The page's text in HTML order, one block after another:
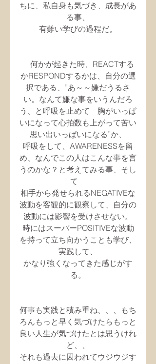
ちに、私自身も気づき、成長があ
る事、
有難い学びの過程だ。
何かが起きた時、REACTする
かRESPONDするかは、自分の選
択である、”あ～～嫌だうるさ
い。なんて嫌な事をいうんだろ
う、と呼吸を止めて　胸がいっぱ
いになって心拍数も上がって苦い
思い出いっぱいになる”か、
呼吸をして、AWARENESSを留
め、なんでこの人はこんな事を言
うのかな？と考えてみる事、そし
て
相手から発せられるNEGATIVEな
波動を客観的に観察して、自分の
波動には影響を受けさせない。
時にはスーパーPOSITIVEな波動
を持って立ち向かうことも学び、
実践して、
かなり強くなってきた感じがす
る。
何事も実践と積み重ね、、、もち
ろんもっと早く気づけたらもっと
良い人生が気づけたとは思うけれ
ど、、
それも過去に囚われてウジウジす